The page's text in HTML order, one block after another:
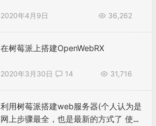
2020年4月9日 36,262
在树莓派上搭建OpenWebRX
2020年3月30日 31,716
14
利用树莓派搭建web服务器(个人认为是
网上步骤最全，也是最新的方式了 使用